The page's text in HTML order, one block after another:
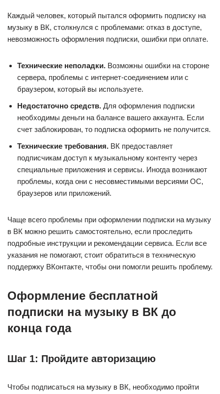
Каждый человек, который пытался оформить подписку на
музыку в ВК, столкнулся с проблемами: отказ в доступе,
невозможность оформления подписки, ошибки при оплате.
Технические неполадки. Возможны ошибки на стороне
сервера, проблемы с интернет-соединением или с
браузером, который вы используете.
Недостаточно средств. Для оформления подписки
необходимы деньги на балансе вашего аккаунта. Если
счет заблокирован, то подписка оформить не получится.
Технические требования. ВК предоставляет
подписчикам доступ к музыкальному контенту через
специальные приложения и сервисы. Иногда возникают
проблемы, когда они с несовместимыми версиями ОС,
браузеров или приложений.
Чаще всего проблемы при оформлении подписки на музыку
в ВК можно решить самостоятельно, если проследить
подробные инструкции и рекомендации сервиса. Если все
указания не помогают, стоит обратиться в техническую
поддержку ВКонтакте, чтобы они помогли решить проблему.
Оформление бесплатной
подписки на музыку в ВК до
конца года
Шаг 1: Пройдите авторизацию
Чтобы подписаться на музыку в ВК, необходимо пройти